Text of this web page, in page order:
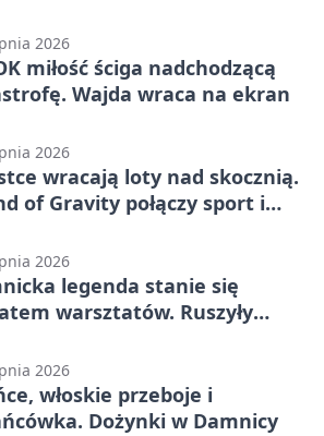
2026
miłość ściga nadchodzącą
Wajda wraca na ekran
2026
wracają loty nad skocznią.
of Gravity połączy sport i
2026
legenda stanie się
warsztatów. Ruszyły
2026
włoskie przeboje i
Dożynki w Damnicy